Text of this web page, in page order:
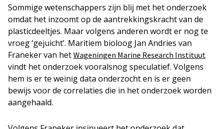
Sommige wetenschappers zijn blij met het onderzoek
omdat het inzoomt op de aantrekkingskracht van de
plasticdeeltjes. Maar volgens anderen wordt er nog te
vroeg ‘gejuicht’. Maritiem bioloog Jan Andries van
Franeker van het Wageningen Marine Research Instituut
vindt het onderzoek vooralsnog speculatief. Volgens
hem is er te weinig data onderzocht en is er geen
bewijs voor de correlaties die in het onderzoek worden
aangehaald.